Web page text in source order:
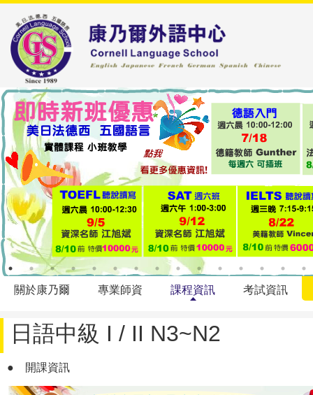
關於康乃爾 專業師資 課程資訊 考試資訊
日語中級 I / II N3~N2
● 開課資訊